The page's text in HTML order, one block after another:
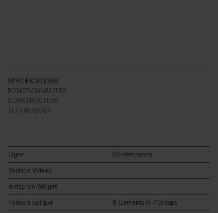
SPECIFICATIONS
FONCTIONNALITÉS
CONSTRUCTION
TECHNOLOGY
Ligne Contemporary
Youtube Videos
Instagram Widget
Formule optique 8 Elements in 7 Groups